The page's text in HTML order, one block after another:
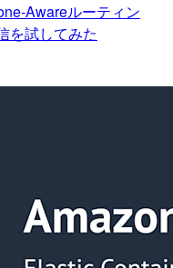
Awareルーティン
を試してみた